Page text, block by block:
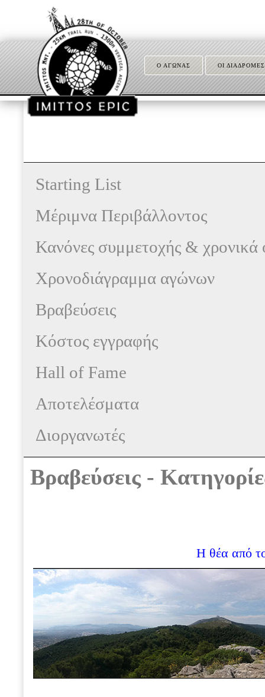
Ο ΑΓΩΝΑΣ ΟΙ ΔΙΑΔΡΟΜΕΣ
Starting List
Μέριμνα Περιβάλλοντος
Κανόνες συμμετοχής & χρονικά
Χρονοδιάγραμμα αγώνων
Βραβεύσεις
Κόστος εγγραφής
Hall of Fame
Αποτελέσματα
Διοργανωτές
Βραβεύσεις -
Η θέα από